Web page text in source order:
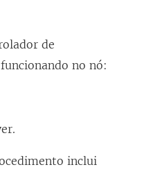
de
no nó:
.
inclui